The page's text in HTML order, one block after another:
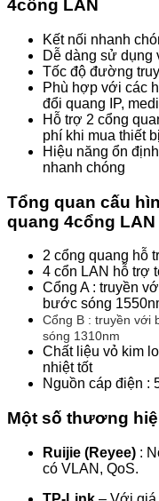
4cổng LAN
Kết nối nhanh
Dễ dàng sử dụng
Tốc độ đường
Phù hợp với các
đổi quang IP,
Hỗ trợ 2 cổng
phí khi mua thiết
Hiệu năng ổn
nhanh chóng
Tổng quan cấu
quang 4cổng LAN
2 cổng quang hỗ
4 cổn LAN hỗ trợ
Cổng A : truyền
bước sóng
Cổng B : truyền với
sóng 1310nm
Chất liệu vỏ kim
nhiệt tốt
Nguồn cáp điện :
Một số thương
Ruijie (Reyee) :
có VLAN, QoS.